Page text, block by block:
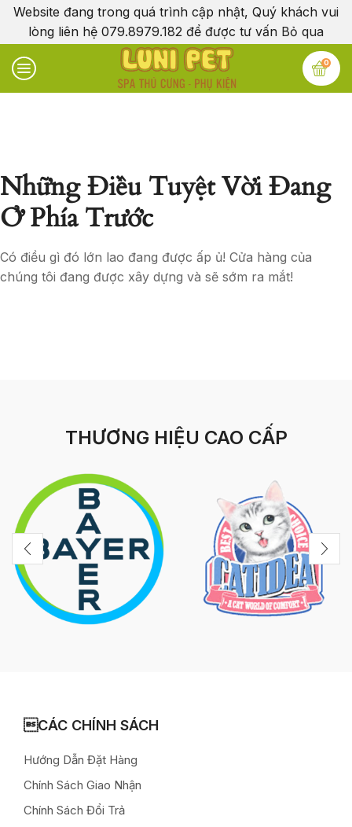
Website đang trong quá trình cập nhật, Quý khách vui
lòng liên hệ 079.8979.182 để được tư vấn Bỏ qua
0
Những Điều Tuyệt Vời Đang
Ở Phía Trước
Có điều gì đó lớn lao đang được ấp ủ! Cửa hàng của
chúng tôi đang được xây dựng và sẽ sớm ra mắt!
THƯƠNG HIỆU CAO CẤP
CÁC CHÍNH SÁCH
Hướng Dẫn Đặt Hàng
Chính Sách Giao Nhận
Chính Sách Đổi Trả